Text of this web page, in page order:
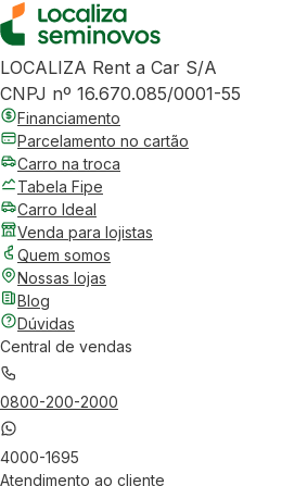
LOCALIZA Rent a Car S/A
CNPJ nº 16.670.085/0001-55
Financiamento
Parcelamento no cartão
Carro na troca
Tabela Fipe
Carro Ideal
Venda para lojistas
Quem somos
Nossas lojas
Blog
Dúvidas
Central de vendas
0800-200-2000
4000-1695
Atendimento ao cliente